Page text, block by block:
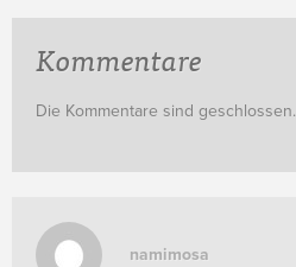
Kommentare
Die Kommentare sind geschlossen.
namimosa